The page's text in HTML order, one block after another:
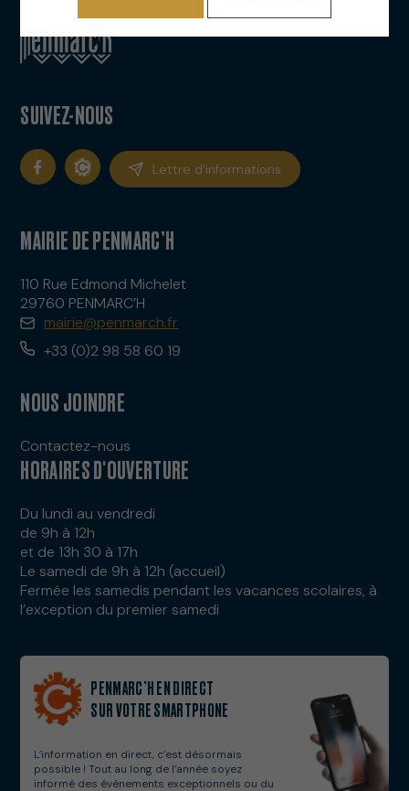
SUIVEZ-NOUS
Lettre d’informations
MAIRIE DE PENMARC’H
110 Rue Edmond Michelet
29760 PENMARC’H
mairie@penmarch.fr
+33 (0)2 98 58 60 19
NOUS JOINDRE
Contactez-nous
HORAIRES D'OUVERTURE
Du lundi au vendredi
de 9h à 12h
et de 13h 30 à 17h
Le samedi de 9h à 12h (accueil)
Fermée les samedis pendant les vacances scolaires, à
l’exception du premier samedi
PENMARC’H EN DIRECT
SUR VOTRE SMARTPHONE
L’information en direct, c’est désormais
possible ! Tout au long de l’année soyez
informé des évènements exceptionnels ou du